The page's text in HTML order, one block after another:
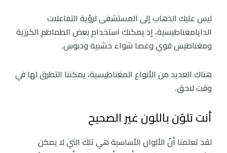
ليس عليك الذهاب إلى المستشفى لرؤية التفاعلات
الدايامغناطيسية، إذ يمكنك استخدام بعض الطماطم الكرزية
ومغناطيس قوي وعصا شواء خشبية ودبوس.
هناك العديد من الأنواع المغناطيسية، يمكننا التطرق لها في
وقت لاحق.
أنت تلوّن باللون غير الصحيح
لقد تعلمنا أنّ الألوان الأساسية هي تلك التي لا يمكن